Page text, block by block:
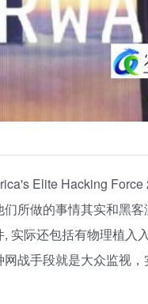
Elite Hacking
所做的事情其实和黑
实际还包括有物理植入
战手段就是大众监视